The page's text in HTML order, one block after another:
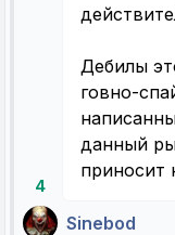
4
Дебилы
говно-
данный
приносит
Sinebod